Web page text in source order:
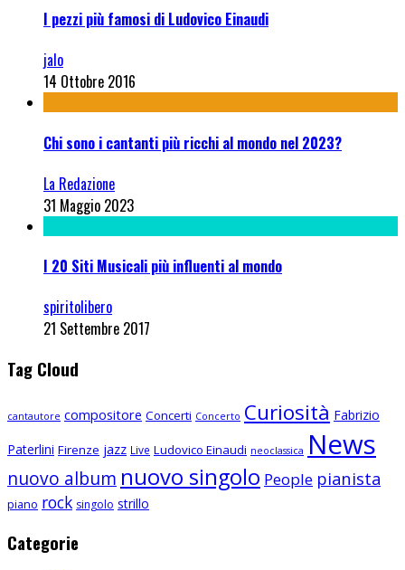
I pezzi più famosi di Ludovico Einaudi
jalo
14 Ottobre 2016
Chi sono i cantanti più ricchi al mondo nel 2023?
La Redazione
31 Maggio 2023
I 20 Siti Musicali più influenti al mondo
spiritolibero
21 Settembre 2017
Tag Cloud
cantautore compositore Concerti Concerto Curiosità Fabrizio
Paterlini Firenze jazz Live Ludovico Einaudi neoclassica News
nuovo album nuovo singolo People pianista
piano rock singolo strillo
Categorie